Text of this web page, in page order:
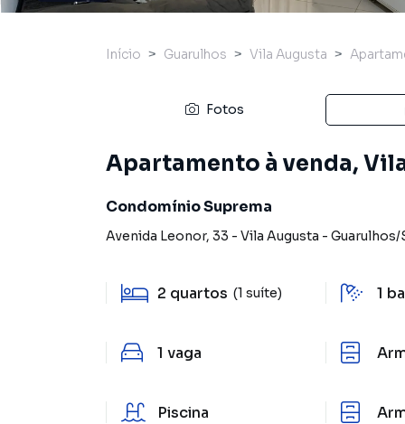
Início Guarulhos Vila Augusta
Fotos
Apartamento à venda,
Condomínio Suprema
Avenida Leonor, 33 - Vila Augusta - Guarulhos/
2 quartos (1 suíte) 1
1 vaga
Piscina